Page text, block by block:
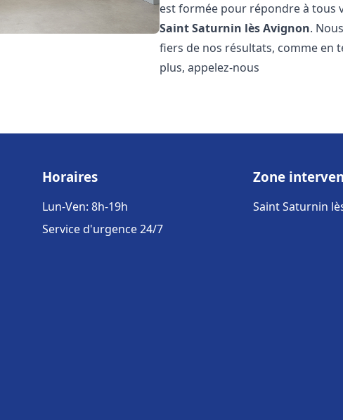
est formée pour répondre à tous
Saint Saturnin lès Avignon.
fiers de nos résultats, comme en
plus, appelez-nous
Horaires
Lun-Ven: 8h-19h
Service d'urgence 24/7
Zone
Saint Saturnin